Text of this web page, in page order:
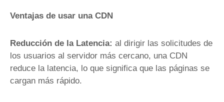
Ventajas de usar una CDN
Reducción de la Latencia: al dirigir las solicitudes de
los usuarios al servidor más cercano, una CDN
reduce la latencia, lo que significa que las páginas se
cargan más rápido.